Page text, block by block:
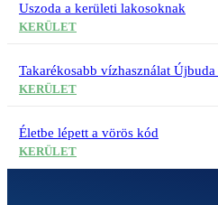
Uszoda a kerületi lakosoknak
KERÜLET
Takarékosabb vízhasználat
KERÜLET
Életbe lépett a vörös kód
KERÜLET